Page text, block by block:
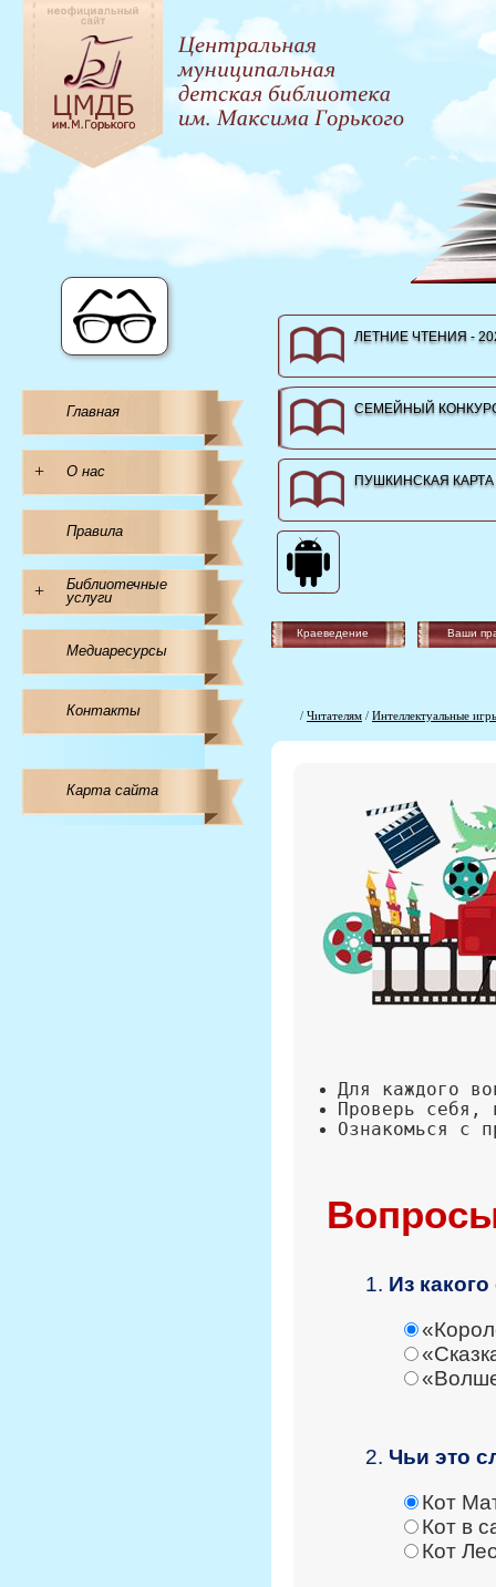
Главная
+ О нас
Правила
+
Библиотечные
услуги
Медиаресурсы
Контакты
Карта сайта
ЛЕТНИЕ ЧТЕНИЯ -
СЕМЕЙНЫЙ
ПУШКИНСКАЯ КАРТА
Краеведение Ваши
/ Читателям / Интеллектуальные
1. Из
2. Чьи это
Кот
Кот в
Кот